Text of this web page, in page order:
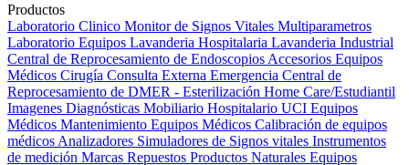
Productos
Laboratorio Clinico Monitor de Signos Vitales Multiparametros
Laboratorio Equipos Lavanderia Hospitalaria Lavanderia Industrial
Central de Reprocesamiento de Endoscopios Accesorios Equipos
Médicos Cirugía Consulta Externa Emergencia Central de
Reprocesamiento de DMER - Esterilización Home Care/Estudiantil
Imagenes Diagnósticas Mobiliario Hospitalario UCI Equipos
Médicos Mantenimiento Equipos Médicos Calibración de equipos
médicos Analizadores Simuladores de Signos vitales Instrumentos
de medición Marcas Repuestos Productos Naturales Equipos